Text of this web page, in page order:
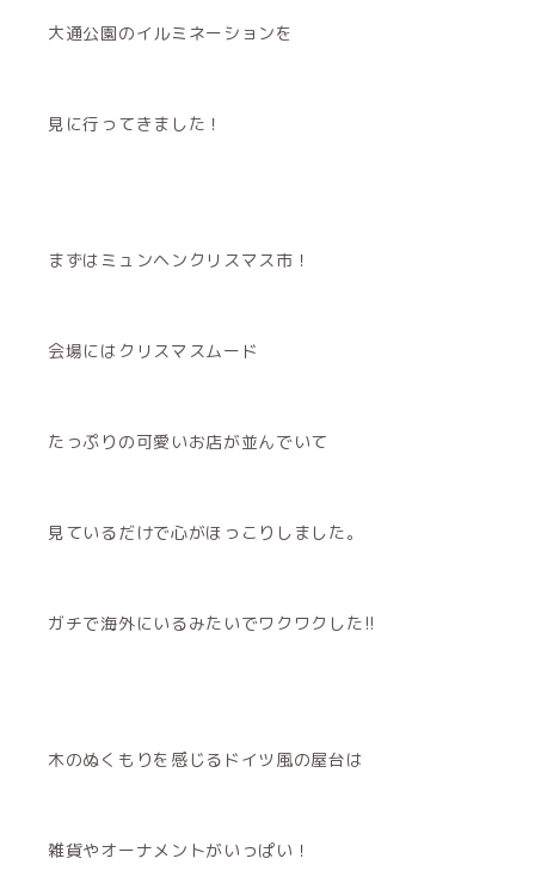
大通公園のイルミネーションを
見に行ってきました！
まずはミュンヘンクリスマス市！
会場にはクリスマスムード
たっぷりの可愛いお店が並んでいて
見ているだけで心がほっこりしました。
ガチで海外にいるみたいでワクワクした!!
木のぬくもりを感じるドイツ風の屋台は
雑貨やオーナメントがいっぱい！